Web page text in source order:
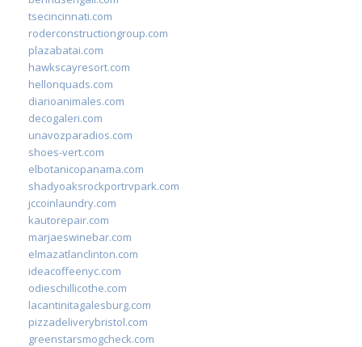
tsecincinnati.com
roderconstructiongroup.com
plazabatai.com
hawkscayresort.com
hellonquads.com
diarioanimales.com
decogaleri.com
unavozparadios.com
shoes-vert.com
elbotanicopanama.com
shadyoaksrockportrvpark.com
jccoinlaundry.com
kautorepair.com
marjaeswinebar.com
elmazatlanclinton.com
ideacoffeenyc.com
odieschillicothe.com
lacantinitagalesburg.com
pizzadeliverybristol.com
greenstarsmogcheck.com